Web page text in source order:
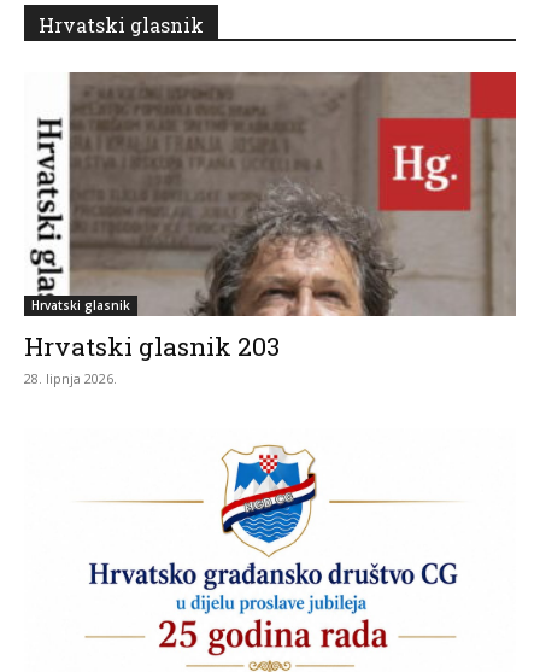
Hrvatski glasnik
Hrvatski glasnik
Hrvatski glasnik 203
28. lipnja 2026.